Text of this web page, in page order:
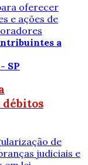
oferecer
e ações de
SP
de
judiciais e